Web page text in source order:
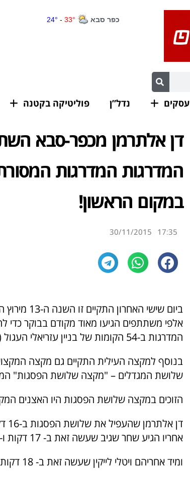
עסקים נדל”ן פוליטיקה בקטנה
דן אלתרמן מכפר-סבא
המדרגות המדרגות
במקום הראשון!
17:35
30/11/2015
ביום שישי
המדרגות ב-54 הקומות של בניין עזריאלי העגול (הגבוה מבין השלושה).
בנוסף למקצה העילית התקיים גם מקצה
שלושת המגדלים – "מקצה שלושת הפסגות"
הזוכים במקצה שלושת הפסגות היו האצנים
דן אלתרמן שהעפיל את שלושת הפסגות ב-16 דקות ו-59 שניות בלבד
אחריו הגיע שחר שגיב שעשה זאת ב- 17 דקות ו-20 שניות
ומיד אחריהם ויטלי לייקין שעשה זאת ב- 18 דקות